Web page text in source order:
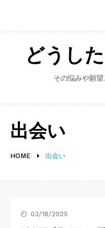
content
どうし
その悩みや願
HOME 出会い
出会い
03/18/2025